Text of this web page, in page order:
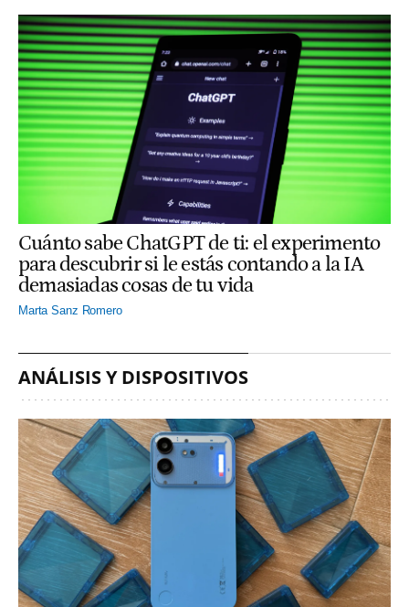
Cuánto sabe ChatGPT de ti: el experimento
para descubrir si le estás contando a la IA
demasiadas cosas de tu vida
Marta Sanz Romero
ANÁLISIS Y DISPOSITIVOS